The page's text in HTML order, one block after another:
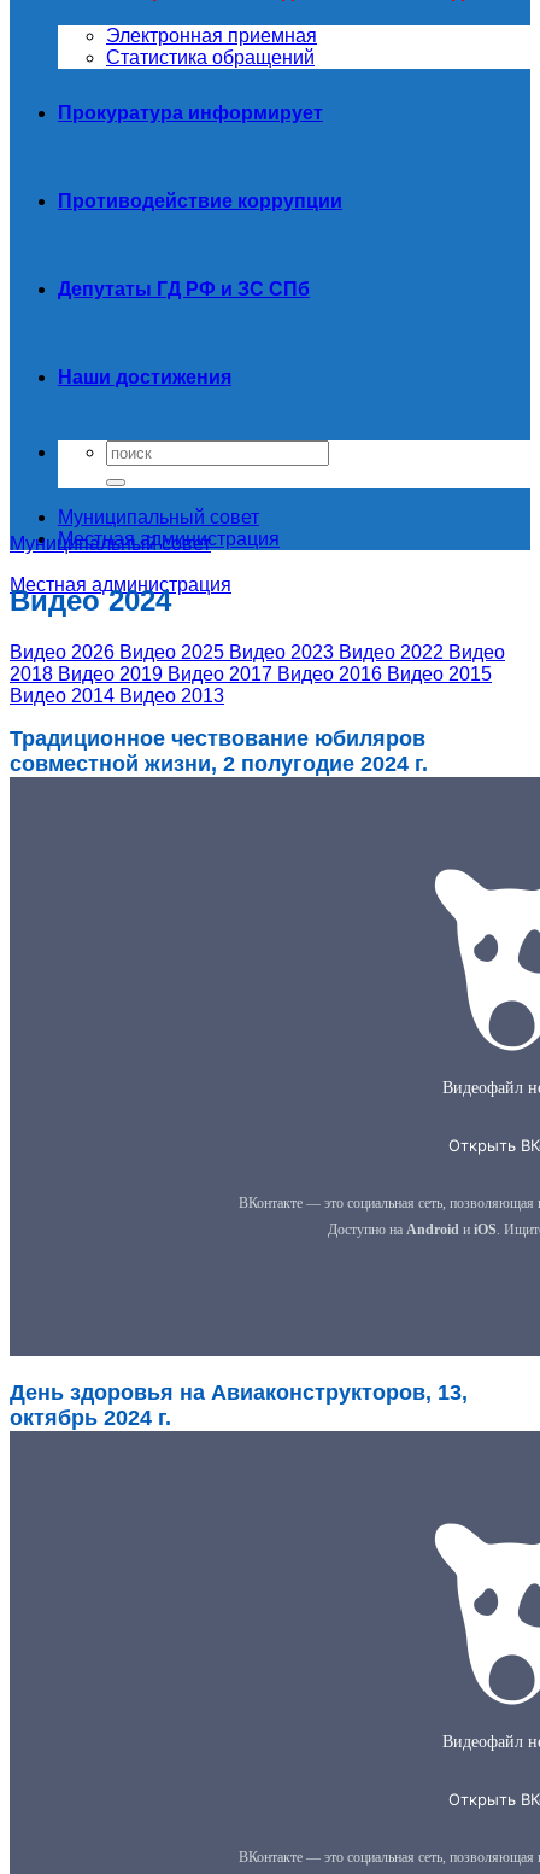
Электронная приемная
Статистика обращений
Прокуратура информирует
Противодействие коррупции
Депутаты ГД РФ и ЗС СПб
Наши достижения
Муниципальный совет
Местная администрация
Муниципальный совет
Местная администрация
Видео 2024
Видео 2026 Видео 2025 Видео 2023 Видео 2022 Видео
2018 Видео 2019 Видео 2017 Видео 2016 Видео 2015
Видео 2014 Видео 2013
Традиционное чествование юбиляров
совместной жизни, 2 полугодие 2024 г.
День здоровья на Авиаконструкторов, 13,
октябрь 2024 г.